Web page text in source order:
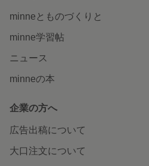
minneとものづくりと
minne学習帖
ニュース
minneの本
企業の方へ
広告出稿について
大口注文について